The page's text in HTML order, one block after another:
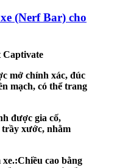
(Nerf Bar) cho
Captivate
mở chính xác, đúc
mạch, có thể trang
được gia cố,
trầy xước, nhằm
xe.:Chiều cao bằng